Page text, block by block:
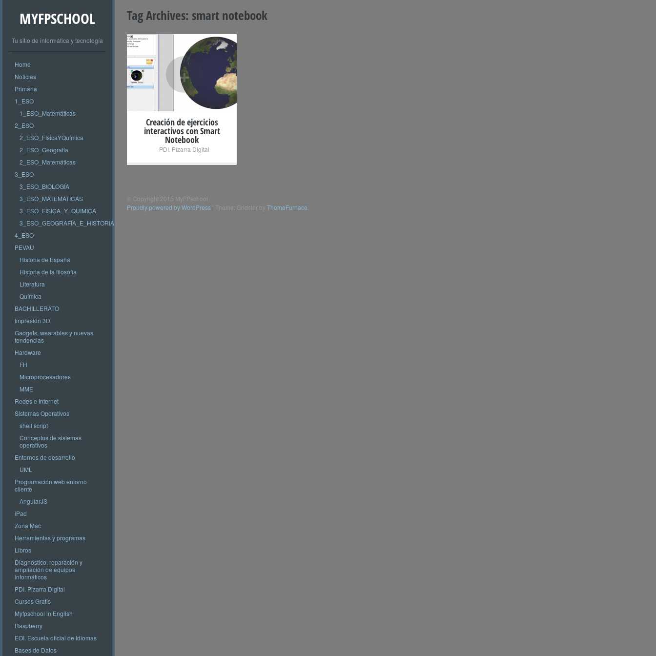
MYFPSCHOOL
Tu sitio de informática y tecnología
Home
Noticias
Primaria
1_ESO
1_ESO_Matemáticas
2_ESO
2_ESO_FísicaYQuímica
2_ESO_Geografía
2_ESO_Matemáticas
3_ESO
3_ESO_BIOLOGÍA
3_ESO_MATEMATICAS
3_ESO_FISICA_Y_QUIMICA
3_ESO_GEOGRAFÍA_E_HISTORIA
4_ESO
PEVAU
Historia de España
Historia de la filosofía
Literatura
Química
BACHILLERATO
Impresión 3D
Gadgets, wearables y nuevas
tendencias
Hardware
FH
Microprocesadores
MME
Redes e Internet
Sistemas Operativos
shell script
Conceptos de sistemas
operativos
Entornos de desarrollo
UML
Programación web entorno
cliente
AngularJS
iPad
Zona Mac
Herramientas y programas
Libros
Diagnóstico, reparación y
ampliación de equipos
informáticos
PDI. Pizarra Digital
Cursos Gratis
Myfpschool in English
Raspberry
EOI. Escuela oficial de Idiomas
Bases de Datos
Tag Archives: smart notebook
+
Creación de ejercicios
interactivos con Smart
Notebook
PDI. Pizarra Digital
© Copyright 2015 MyFPschool
Proudly powered by WordPress Theme: Gridster by ThemeFurnace